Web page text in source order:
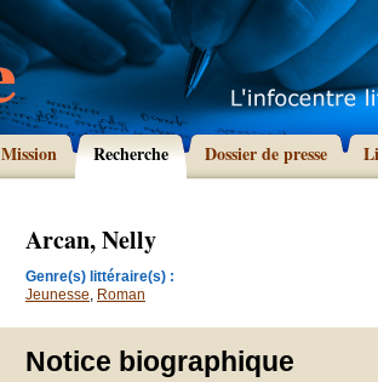
Mission Recherche Dossier de presse
Arcan, Nelly
Genre(s) littéraire(s) :
Jeunesse, Roman
Notice biographique